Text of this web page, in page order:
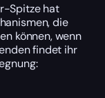
Spitze hat
die
können, wenn
findet ihr